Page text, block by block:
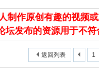
作原创有趣的视频
坛发布的资源用于不
1
返回列表